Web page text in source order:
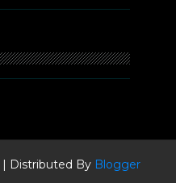
| Distributed By Blogger